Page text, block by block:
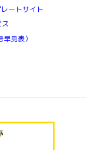
ートサイト
見表）